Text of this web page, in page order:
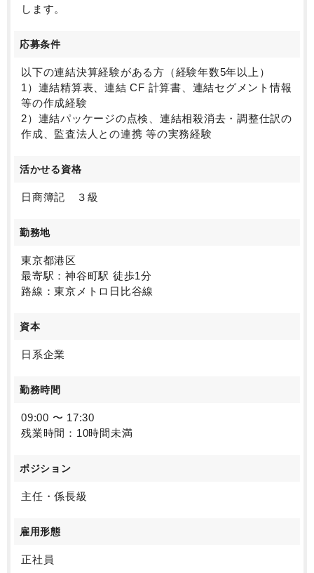
します。
応募条件
以下の連結決算経験がある方（経験年数5年以上）
1）連結精算表、連結 CF 計算書、連結セグメント情報
等の作成経験
2）連結パッケージの点検、連結相殺消去・調整仕訳の
作成、監査法人との連携 等の実務経験
活かせる資格
日商簿記 ３級
勤務地
東京都港区
最寄駅：神谷町駅 徒歩1分
路線：東京メトロ日比谷線
資本
日系企業
勤務時間
09:00 〜 17:30
残業時間：10時間未満
ポジション
主任・係長級
雇用形態
正社員